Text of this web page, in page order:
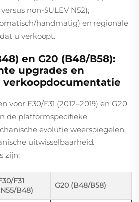
non-SULEV N52),
handmatig) en regionale
u verkoopt.
en G20 (B48/B58):
upgrades en
verkoopdocumentatie
voor F30/F31 (2012–2019) en G20
de platformspecifieke
evolutie weerspiegelen,
uitwisselbaarheid.
zijn:
F31
B48)
G20 (B48/B58)